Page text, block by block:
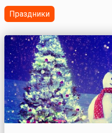
Праздники